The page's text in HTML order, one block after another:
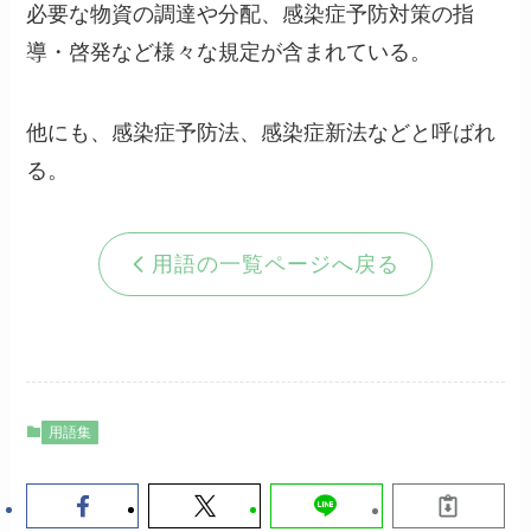
必要な物資の調達や分配、感染症予防対策の指
導・啓発など様々な規定が含まれている。
他にも、感染症予防法、感染症新法などと呼ばれ
る。
用語の一覧ページへ戻る
用語集